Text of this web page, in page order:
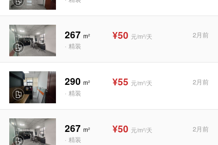
267 m²
· 精装
¥50 元/m²/天 2月前
290 m²
· 精装
¥55 元/m²/天 2月前
267 m²
· 精装
¥50 元/m²/天 2月前